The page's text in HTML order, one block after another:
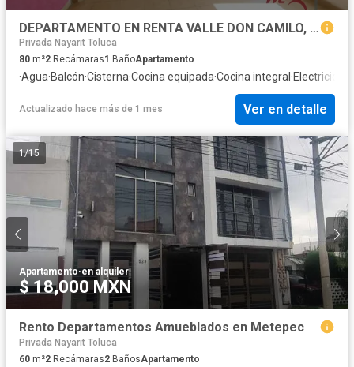
DEPARTAMENTO EN RENTA VALLE DON CAMILO, TOLUCA EDOMEX
Privada Nayarit Toluca
80 m²2 Recámaras1 BañoApartamento
·Agua·Balcón·Cisterna·Cocina equipada·Cocina integral ·Electricidad
Actualizado hace más de 1 mes Ver en detalle
1/15
Apartamento·en alquiler
$ 18,000 MXN
Rento Departamentos Amueblados en Metepec
Privada Nayarit Toluca
60 m²2 Recámaras2 BañosApartamento